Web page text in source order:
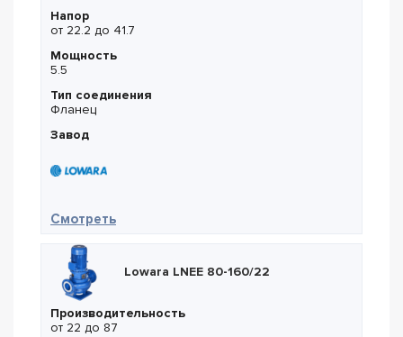
Напор
от 22.2 до 41.7
Мощность
5.5
Тип соединения
Фланец
Завод
Смотреть— Lowara LNEE 40-160/55
Lowara LNEE 80-160/22
Производительность
от 22 до 87